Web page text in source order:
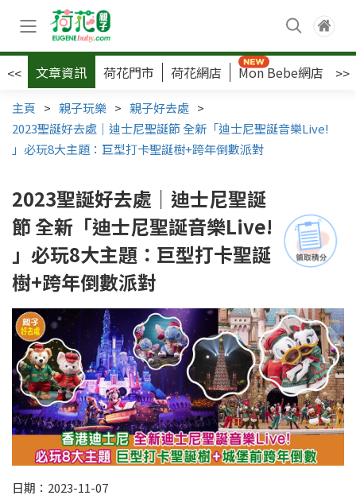
<< 文章資訊 荷花門市 荷花網店 Mon Bebe網店 >>
主頁 > 親子玩樂 > 親子好去處 >
2023聖誕好去處｜迪士尼聖誕節 全新「迪士尼聖誕音樂Live!
」必玩8大主題：巨型打卡聖誕樹+跨年倒數派對
2023聖誕好去處｜迪士尼聖誕
節 全新「迪士尼聖誕音樂Live!
」必玩8大主題：巨型打卡聖誕
樹+跨年倒數派對
日期：2023-11-07